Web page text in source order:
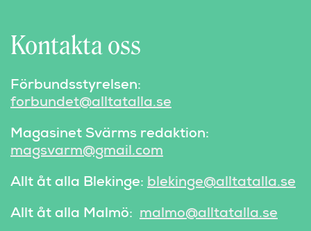
Kontakta oss
Förbundsstyrelsen:
forbundet@alltatalla.se
Magasinet Svärms redaktion:
magsvarm@gmail.com
Allt åt alla Blekinge: blekinge@alltatalla.se
Allt åt alla Malmö: malmo@alltatalla.se